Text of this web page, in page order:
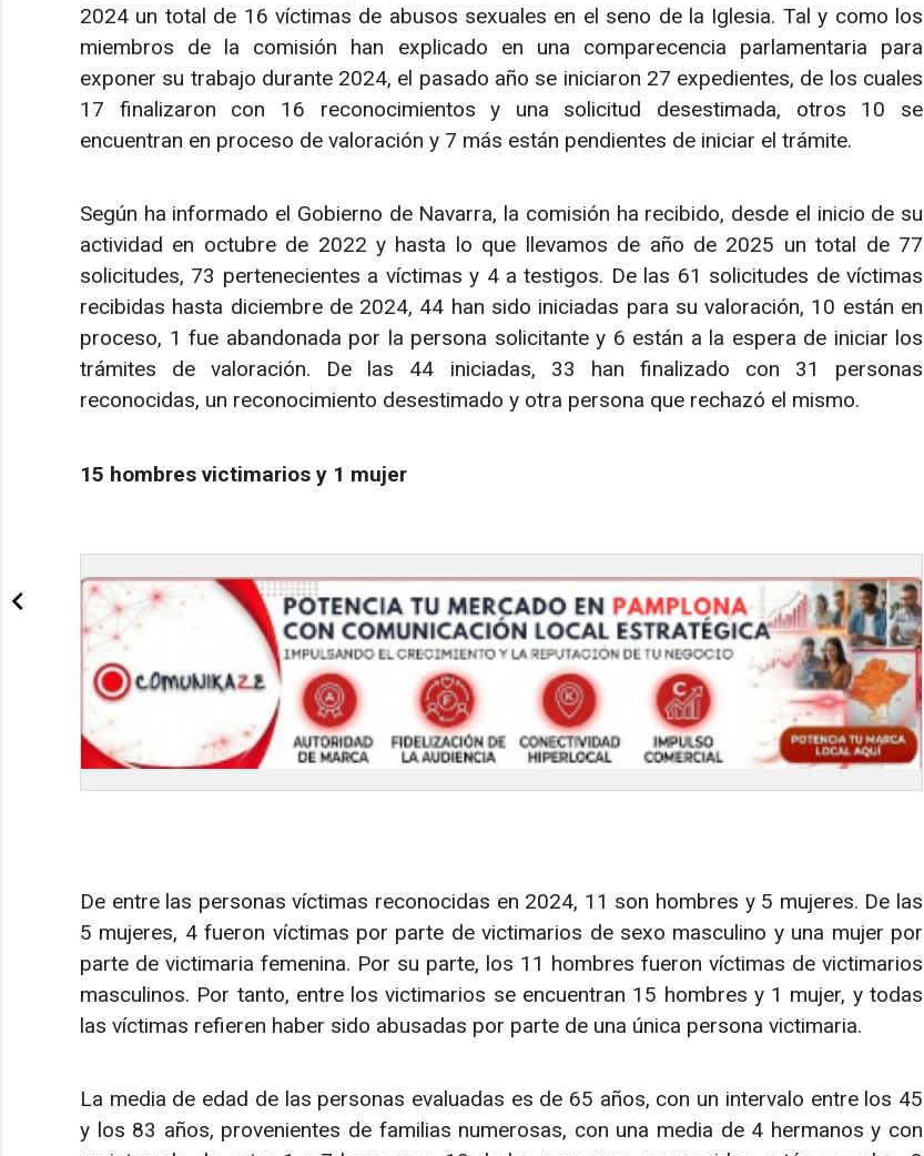
2024 un total de 16 víctimas de abusos sexuales en el seno de la Iglesia. Tal y como los
miembros de la comisión han explicado en una comparecencia parlamentaria para
exponer su trabajo durante 2024, el pasado año se iniciaron 27 expedientes, de los cuales
17 finalizaron con 16 reconocimientos y una solicitud desestimada, otros 10 se
encuentran en proceso de valoración y 7 más están pendientes de iniciar el trámite.
Según ha informado el Gobierno de Navarra, la comisión ha recibido, desde el inicio de su
actividad en octubre de 2022 y hasta lo que llevamos de año de 2025 un total de 77
solicitudes, 73 pertenecientes a víctimas y 4 a testigos. De las 61 solicitudes de víctimas
recibidas hasta diciembre de 2024, 44 han sido iniciadas para su valoración, 10 están en
proceso, 1 fue abandonada por la persona solicitante y 6 están a la espera de iniciar los
trámites de valoración. De las 44 iniciadas, 33 han finalizado con 31 personas
reconocidas, un reconocimiento desestimado y otra persona que rechazó el mismo.
15 hombres victimarios y 1 mujer
De entre las personas víctimas reconocidas en 2024, 11 son hombres y 5 mujeres. De las
5 mujeres, 4 fueron víctimas por parte de victimarios de sexo masculino y una mujer por
parte de victimaria femenina. Por su parte, los 11 hombres fueron víctimas de victimarios
masculinos. Por tanto, entre los victimarios se encuentran 15 hombres y 1 mujer, y todas
las víctimas refieren haber sido abusadas por parte de una única persona victimaria.
La media de edad de las personas evaluadas es de 65 años, con un intervalo entre los 45
y los 83 años, provenientes de familias numerosas, con una media de 4 hermanos y con